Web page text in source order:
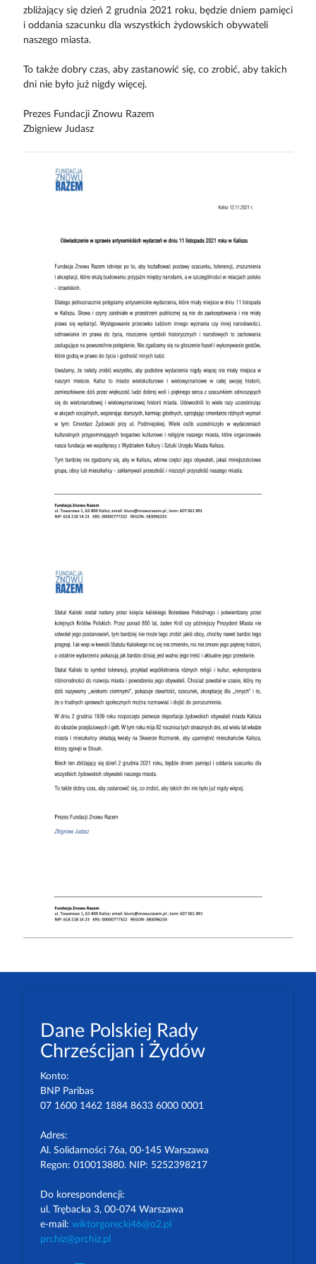
zbliżający się dzień 2 grudnia 2021 roku, będzie dniem pamięci
i oddania szacunku dla wszystkich żydowskich obywateli
naszego miasta.
To także dobry czas, aby zastanowić się, co zrobić, aby takich
dni nie było już nigdy więcej.
Prezes Fundacji Znowu Razem
Zbigniew Judasz
Dane Polskiej Rady
Chrześcijan i Żydów
Konto:
BNP Paribas
07 1600 1462 1884 8633 6000 0001
Adres:
Al. Solidarności 76a, 00-145 Warszawa
Regon: 010013880. NIP: 5252398217
Do korespondencji:
ul. Trębacka 3, 00-074 Warszawa
e-mail: wiktorgorecki46@o2.pl
prchiz@prchiz.pl